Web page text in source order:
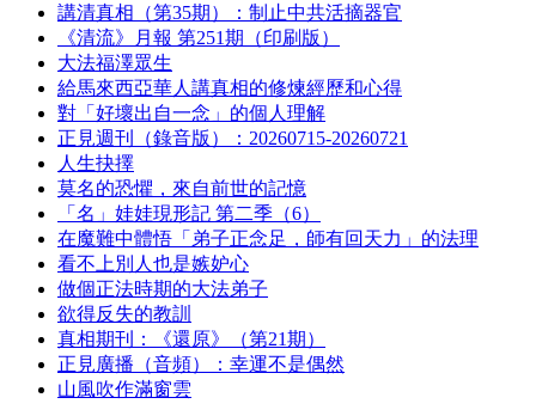
講清真相（第35期）：制止中共活摘器官
《清流》月報 第251期（印刷版）
大法福澤眾生
給馬來西亞華人講真相的修煉經歷和心得
對「好壞出自一念」的個人理解
正見週刊（錄音版）：20260715-20260721
人生抉擇
莫名的恐懼，來自前世的記憶
「名」娃娃現形記 第二季（6）
在魔難中體悟「弟子正念足，師有回天力」的法理
看不上別人也是嫉妒心
做個正法時期的大法弟子
欲得反失的教訓
真相期刊：《還原》（第21期）
正見廣播（音頻）：幸運不是偶然
山風吹作滿窗雲